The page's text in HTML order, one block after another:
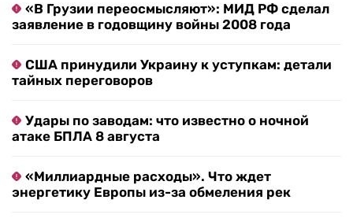
«В Грузии переосмысляют»: МИД РФ сделал
заявление в годовщину войны 2008 года
США принудили Украину к уступкам: детали
тайных переговоров
Удары по заводам: что известно о ночной
атаке БПЛА 8 августа
«Миллиардные расходы». Что ждет
энергетику Европы из-за обмеления рек